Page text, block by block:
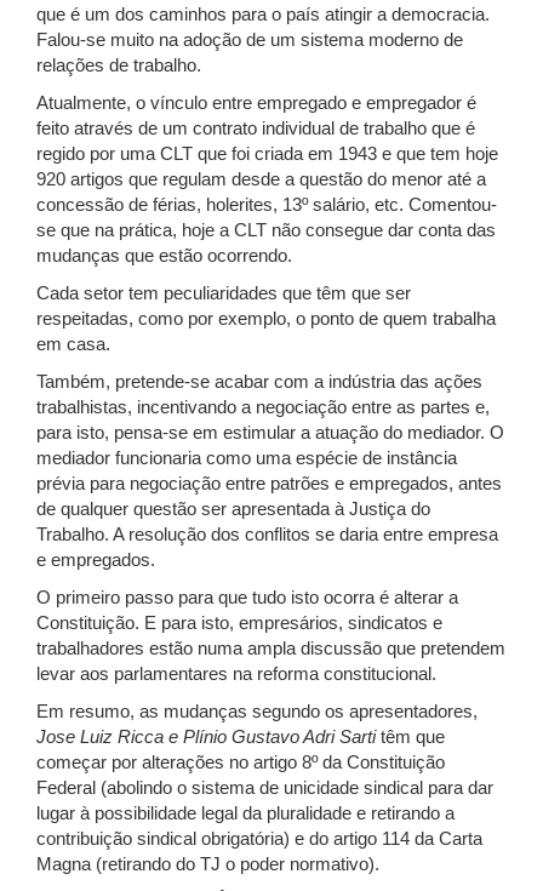
que é um dos caminhos para o país atingir a democracia.
Falou-se muito na adoção de um sistema moderno de
relações de trabalho.
Atualmente, o vínculo entre empregado e empregador é
feito através de um contrato individual de trabalho que é
regido por uma CLT que foi criada em 1943 e que tem hoje
920 artigos que regulam desde a questão do menor até a
concessão de férias, holerites, 13º salário, etc. Comentou-
se que na prática, hoje a CLT não consegue dar conta das
mudanças que estão ocorrendo.
Cada setor tem peculiaridades que têm que ser
respeitadas, como por exemplo, o ponto de quem trabalha
em casa.
Também, pretende-se acabar com a indústria das ações
trabalhistas, incentivando a negociação entre as partes e,
para isto, pensa-se em estimular a atuação do mediador. O
mediador funcionaria como uma espécie de instância
prévia para negociação entre patrões e empregados, antes
de qualquer questão ser apresentada à Justiça do
Trabalho. A resolução dos conflitos se daria entre empresa
e empregados.
O primeiro passo para que tudo isto ocorra é alterar a
Constituição. E para isto, empresários, sindicatos e
trabalhadores estão numa ampla discussão que pretendem
levar aos parlamentares na reforma constitucional.
Em resumo, as mudanças segundo os apresentadores,
Jose Luiz Ricca e Plínio Gustavo Adri Sartitêm que
começar por alterações no artigo 8º da Constituição
Federal (abolindo o sistema de unicidade sindical para dar
lugar à possibilidade legal da pluralidade e retirando a
contribuição sindical obrigatória) e do artigo 114 da Carta
Magna (retirando do TJ o poder normativo).